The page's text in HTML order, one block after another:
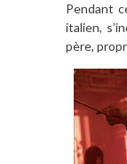
Pendant
italien,
père,